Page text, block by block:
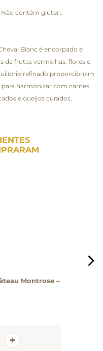
contém glúten.
Blanc é encorpado e
de frutas vermelhas, flores e
refinado proporcionam
harmonizar com carnes
e queijos curados.
Montrose –